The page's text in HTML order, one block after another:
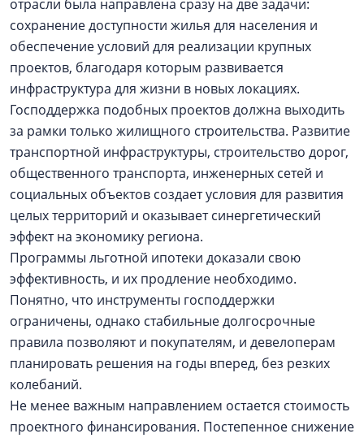
отрасли была направлена сразу на две задачи:
сохранение доступности жилья для населения и
обеспечение условий для реализации крупных
проектов, благодаря которым развивается
инфраструктура для жизни в новых локациях.
Господдержка подобных проектов должна выходить
за рамки только жилищного строительства. Развитие
транспортной инфраструктуры, строительство дорог,
общественного транспорта, инженерных сетей и
социальных объектов создает условия для развития
целых территорий и оказывает синергетический
эффект на экономику региона.
Программы льготной ипотеки доказали свою
эффективность, и их продление необходимо.
Понятно, что инструменты господдержки
ограничены, однако стабильные долгосрочные
правила позволяют и покупателям, и девелоперам
планировать решения на годы вперед, без резких
колебаний.
Не менее важным направлением остается стоимость
проектного финансирования. Постепенное снижение